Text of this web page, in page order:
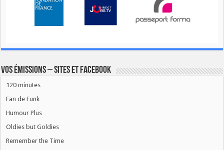
Vos émissions – Sites et Facebook
120 minutes
Fan de Funk
Humour Plus
Oldies but Goldies
Remember the Time